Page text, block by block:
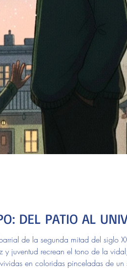
DEL PATIO AL
de la segunda mitad del siglo
juventud recrean el tono de la
en coloridas pinceladas de un